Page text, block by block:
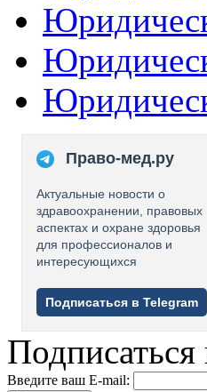
Право-мед.ру
Актуальные новости о
здравоохранении, правовых
аспектах и охране здоровья
для профессионалов и
интересующихся
Подписаться в Telegram
Введите ваш E-mail: